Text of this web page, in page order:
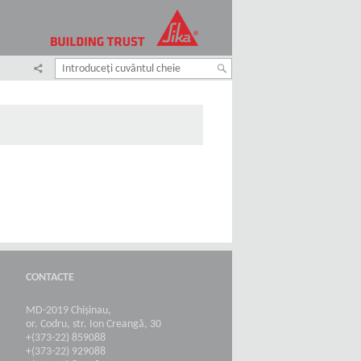
CONTACTE
MD-2019 Chișinau,
or. Codru, str. Ion Creangă, 30
+(373-22) 859088
+(373-22) 929088